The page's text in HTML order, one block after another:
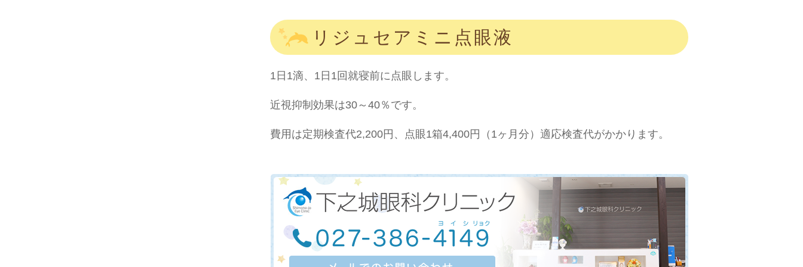
リジュセアミニ点眼液
1日1滴、1日1回就寝前に点眼します。
近視抑制効果は30～40％です。
費用は定期検査代2,200円、点眼1箱4,400円（1ヶ月分）適応検査代がかかります。